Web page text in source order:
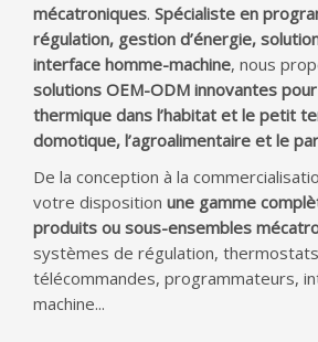
mécatroniques. Spécialiste en
régulation, gestion d’énergie,
interface homme-machine, nous
solutions OEM-ODM innovantes
thermique dans l’habitat et le petit
domotique, l’agroalimentaire et le
De la conception à la
votre disposition une gamme
produits ou sous-ensembles
systèmes de régulation, thermostats
télécommandes, programmateurs,
machine...